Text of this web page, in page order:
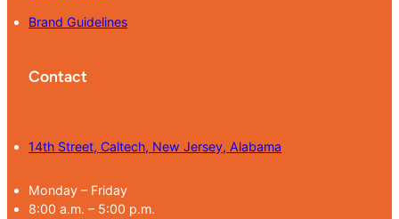
Brand Guidelines
Contact
14th Street, Caltech, New Jersey, Alabama
Monday – Friday
8:00 a.m. – 5:00 p.m.